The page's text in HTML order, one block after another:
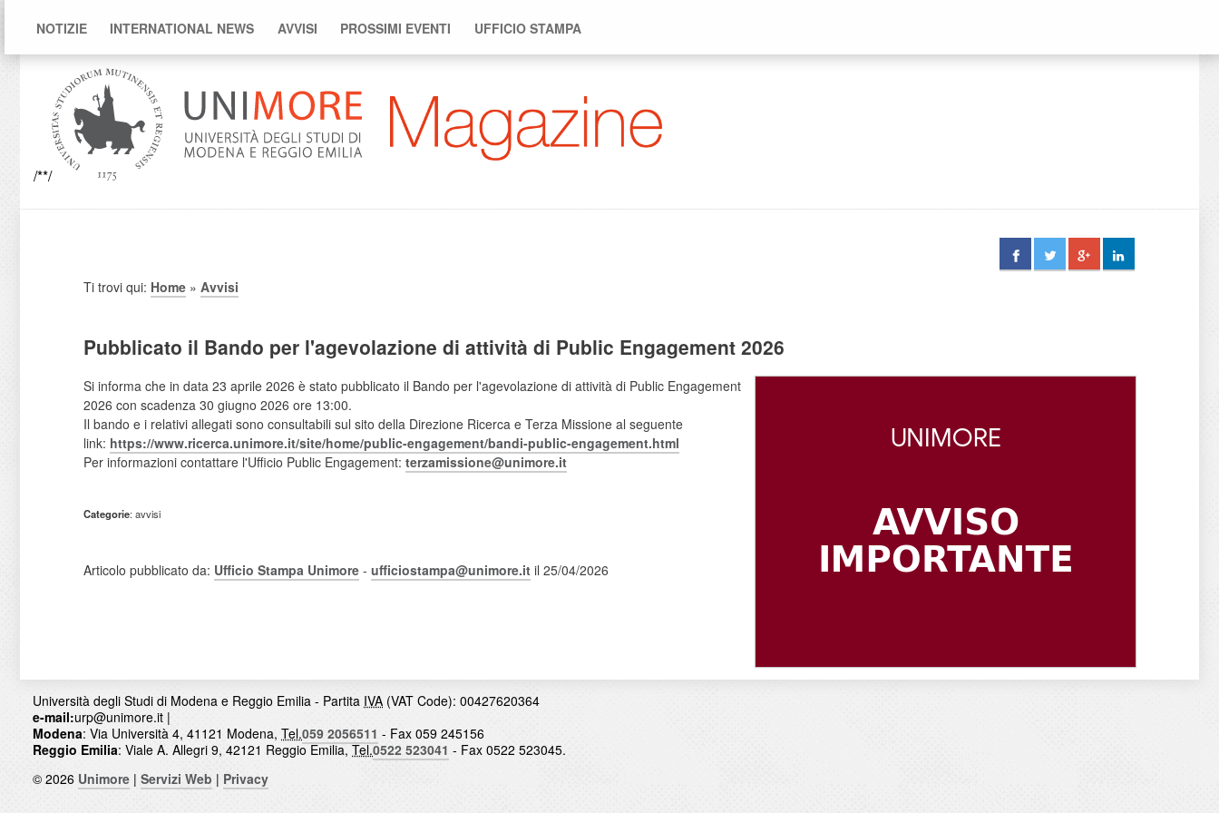
NOTIZIE INTERNATIONAL NEWS AVVISI PROSSIMI EVENTI UFFICIO STAMPA
/**/
Ti trovi qui: Home » Avvisi
Pubblicato il Bando per l'agevolazione di attività di Public Engagement 2026
Si informa che in data 23 aprile 2026 è stato pubblicato il Bando per l'agevolazione di attività di Public Engagement
2026 con scadenza 30 giugno 2026 ore 13:00.
Il bando e i relativi allegati sono consultabili sul sito della Direzione Ricerca e Terza Missione al seguente
link: https://www.ricerca.unimore.it/site/home/public-engagement/bandi-public-engagement.html
Per informazioni contattare l'Ufficio Public Engagement: terzamissione@unimore.it
Categorie: avvisi
Articolo pubblicato da: Ufficio Stampa Unimore - ufficiostampa@unimore.it il 25/04/2026
Università degli Studi di Modena e Reggio Emilia - Partita IVA (VAT Code): 00427620364
e-mail:urp@unimore.it |
Modena: Via Università 4, 41121 Modena, Tel.059 2056511 - Fax 059 245156
Reggio Emilia: Viale A. Allegri 9, 42121 Reggio Emilia,Tel.0522 523041 - Fax 0522 523045.
© 2026 Unimore | Servizi Web | Privacy